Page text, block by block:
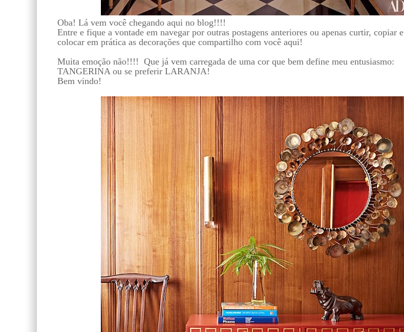
Oba! Lá vem você chegando aqui no blog!!!!
Entre e fique a vontade em navegar por outras postagens anteriores ou apenas curtir, copiar e
colocar em prática as decorações que compartilho com você aqui!
Muita emoção não!!!! Que já vem carregada de uma cor que bem define meu entusiasmo:
TANGERINA ou se preferir LARANJA!
Bem vindo!